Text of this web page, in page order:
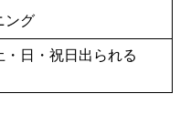
ング
日・祝日出られる